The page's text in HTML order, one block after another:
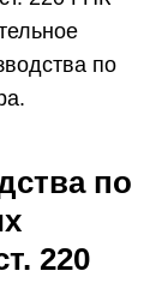
по
по
220